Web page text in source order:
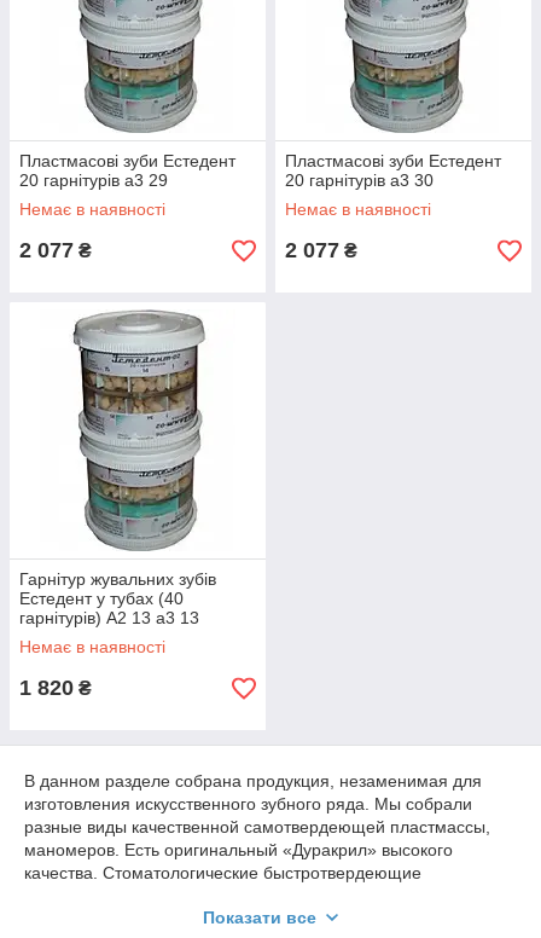
Пластмасові зуби Естедент
20 гарнітурів а3 29
Немає в наявності
2 077 ₴
Пластмасові зуби Естедент
20 гарнітурів а3 30
Немає в наявності
2 077 ₴
Гарнітур жувальних зубів
Естедент у тубах (40
гарнітурів) А2 13 а3 13
Немає в наявності
1 820 ₴
В данном разделе собрана продукция, незаменимая для
изготовления искусственного зубного ряда. Мы собрали
разные виды качественной самотвердеющей пластмассы,
маномеров. Есть оригинальный «Дуракрил» высокого
качества. Стоматологические быстротвердеющие
предлагает наша компания, являются основой пластика для
Показати все